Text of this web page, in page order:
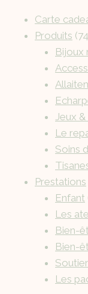
Carte
Produits 74
Bijoux
Jeux
Le
Soins
Prestations
Enfant
Les
Bien-
Bien-
Les